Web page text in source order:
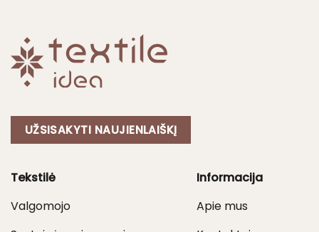
UŽSISAKYTI NAUJIENLAIŠKĮ
Tekstilė
Valgomojo
Informacija
Apie mus